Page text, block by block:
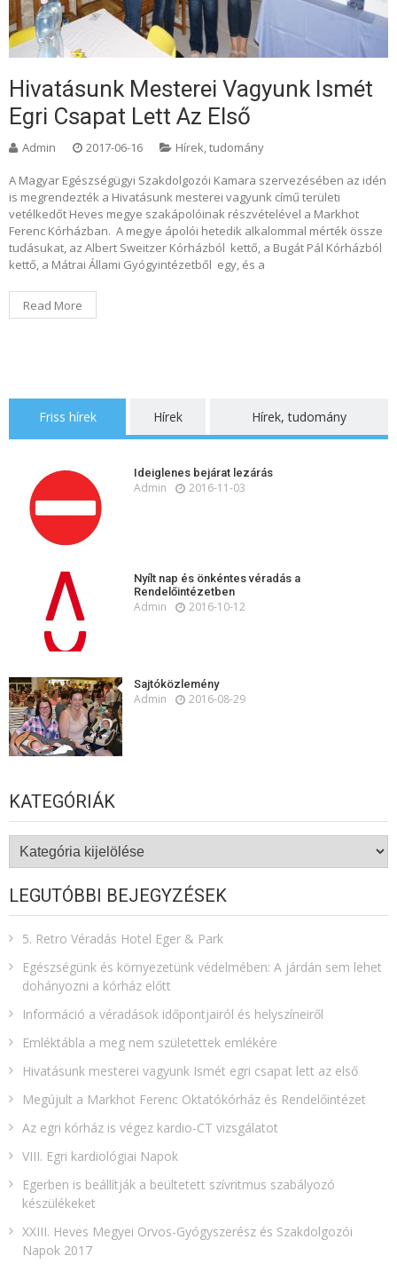
Hivatásunk Mesterei Vagyunk Ismét
Egri Csapat Lett Az Első
Admin 2017-06-16 Hírek, tudomány
A Magyar Egészségügyi Szakdolgozói Kamara szervezésében az idén
is megrendezték a Hivatásunk mesterei vagyunk című területi
vetélkedőt Heves megye szakápolóinak részvételével a Markhot
Ferenc Kórházban. A megye ápolói hetedik alkalommal mérték össze
tudásukat, az Albert Sweitzer Kórházból kettő, a Bugát Pál Kórházból
kettő, a Mátrai Állami Gyógyintézetből egy, és a
Read More
Friss hírek Hírek Hírek, tudomány
Ideiglenes bejárat lezárás
Admin 2016-11-03
Nyílt nap és önkéntes véradás a
Rendelőintézetben
Admin 2016-10-12
Sajtóközlemény
Admin 2016-08-29
KATEGÓRIÁK
Kategóriák
LEGUTÓBBI BEJEGYZÉSEK
5. Retro Véradás Hotel Eger & Park
Egészségünk és környezetünk védelmében: A járdán sem lehet
dohányozni a kórház előtt
Információ a véradások időpontjairól és helyszíneiről
Emléktábla a meg nem születettek emlékére​
Hivatásunk mesterei vagyunk Ismét egri csapat lett az első
Megújult a Markhot Ferenc Oktatókórház és Rendelőintézet
Az egri kórház is végez kardio-CT vizsgálatot
VIII. Egri kardiológiai Napok
Egerben is beállítják a beültetett szívritmus szabályozó
készülékeket
XXIII. Heves Megyei Orvos-Gyógyszerész és Szakdolgozói
Napok 2017